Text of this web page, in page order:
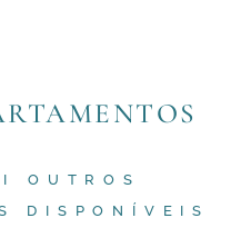
OUTROS
DISPONÍVEIS